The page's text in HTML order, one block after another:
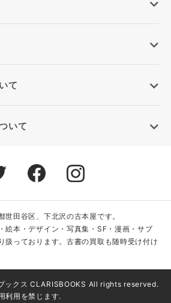
て
いて
世田谷区、下北沢の古本屋です。
絵本・デザイン・写真集・SF・漫画・サブ
扱っております。古書の買取も随時受け付け
ックス CLARISBOOKS All rights reserved.
利用を禁じます.